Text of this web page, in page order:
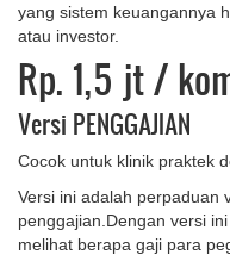
yang sistem keuangannya
atau investor.
Rp. 1,5 jt/
Versi PENGGAJIAN
Cocok untuk klinik praktek
Versi ini adalah perpaduan
penggajian.Dengan versi
melihat berapa gaji para